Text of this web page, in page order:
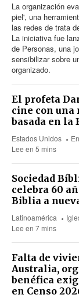
La organización
piel', una
las redes de trata
La iniciativa fue
de Personas, una
sensibilizar sobre
organizado.
El profeta
cine con una
basada en la
Estados Unidos
Lee en 5 mins
Sociedad
celebra 60
Biblia a
Latinoamérica
Lee en 7 mins
Falta de
Australia,
benéfica
en Censo